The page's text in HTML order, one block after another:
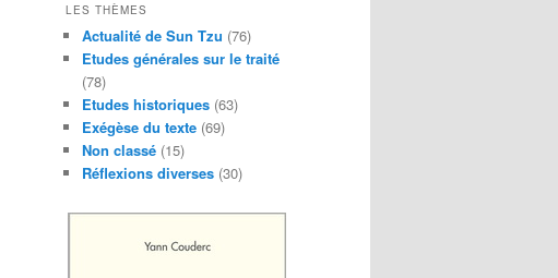
LES THÈMES
Actualité de Sun Tzu (76)
Etudes générales sur le traité
(78)
Etudes historiques (63)
Exégèse du texte (69)
Non classé (15)
Réflexions diverses (30)